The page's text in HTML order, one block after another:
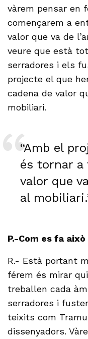
vàrem pensar en
començarem a
valor que va de
veure que està
serradores i els
projecte el que
cadena de valor
mobiliari.
“Amb el
és tornar a
valor que
al
P.-Com es fa
R.- Està portant
férem és mirar
treballen cada
serradores i
teixits com
dissenyadors.